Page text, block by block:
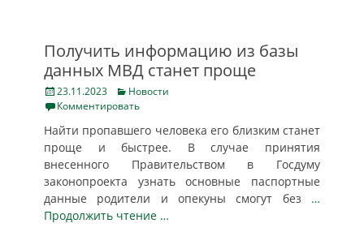
Получить информацию из базы
данных МВД станет проще
Posted
on
23.11.2023 Categories
Новости
Комментировать
Найти пропавшего человека его близким станет
проще и быстрее. В случае принятия
внесенного Правительством в Госдуму
законопроекта узнать основные паспортные
данные родители и опекуны смогут без …
Продолжить чтение …